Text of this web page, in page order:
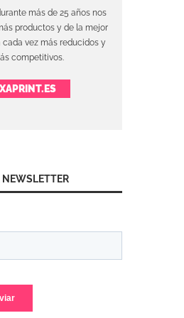
más de 25 años nos
productos y de la mejor
vez más reducidos y
competitivos.